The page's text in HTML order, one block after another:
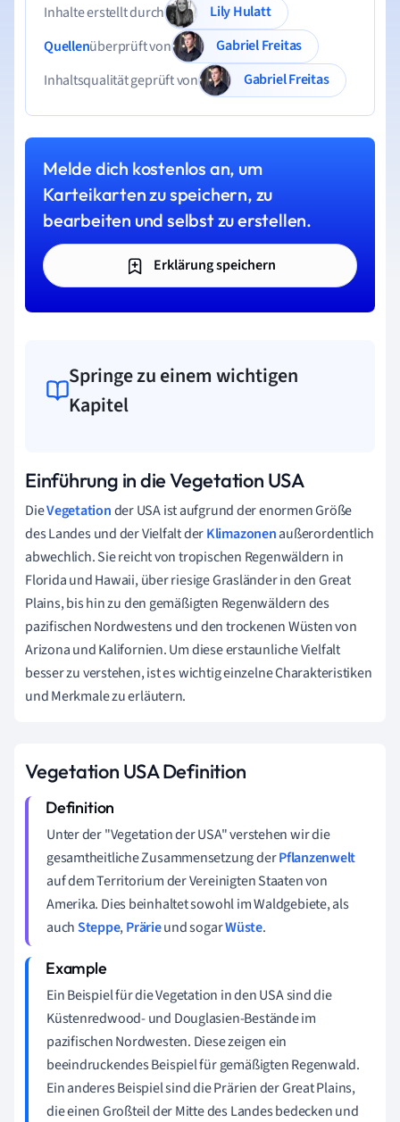
Inhalte erstellt durch
Lily Hulatt
Quellenüberprüft von
Gabriel Freitas
Inhaltsqualität geprüft von
Gabriel Freitas
Melde dich kostenlos an, um
Karteikarten zu speichern, zu
bearbeiten und selbst zu erstellen.
Erklärung speichern
Springe zu einem wichtigen
Kapitel
Einführung in die Vegetation USA
DieVegetationder USA ist aufgrund der enormen Größe
des Landes und der Vielfalt derKlimazonenaußerordentlich
abwechlich. Sie reicht von tropischen Regenwäldern in
Florida und Hawaii, über riesige Grasländer in den Great
Plains, bis hin zu den gemäßigten Regenwäldern des
pazifischen Nordwestens und den trockenen Wüsten von
Arizona und Kalifornien. Um diese erstaunliche Vielfalt
besser zu verstehen, ist es wichtig einzelne Charakteristiken
und Merkmale zu erläutern.
Vegetation USA Definition
Unter der "Vegetation der USA" verstehen wir die
gesamtheitliche Zusammensetzung derPflanzenwelt
auf dem Territorium der Vereinigten Staaten von
Amerika. Dies beinhaltet sowohl im Waldgebiete, als
auchSteppe,Prärieund sogarWüste.
Ein Beispiel für die Vegetation in den USA sind die
Küstenredwood- und Douglasien-Bestände im
pazifischen Nordwesten. Diese zeigen ein
beeindruckendes Beispiel für gemäßigten Regenwald.
Ein anderes Beispiel sind die Prärien der Great Plains,
die einen Großteil der Mitte des Landes bedecken und